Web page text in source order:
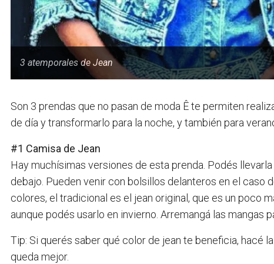
3 atemporales de Jean
Son 3 prendas que no pasan de moda Ê te permiten
de día y transformarlo para la noche, y también para
#1 Camisa de Jean
Hay muchísimas versiones de esta prenda. Podés
debajo. Pueden venir con bolsillos delanteros en el caso
colores, el tradicional es el jean original, que es un poco
aunque podés usarlo en invierno. Arremangá las mangas
Tip: Si querés saber qué color de jean te beneficia, hacé
queda mejor.